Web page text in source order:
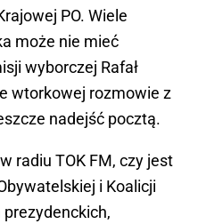
PO. Wiele
może nie mieć
wyborczej Rafał
wtorkowej rozmowie z
nadejść pocztą.
radiu TOK FM, czy jest
i Koalicji